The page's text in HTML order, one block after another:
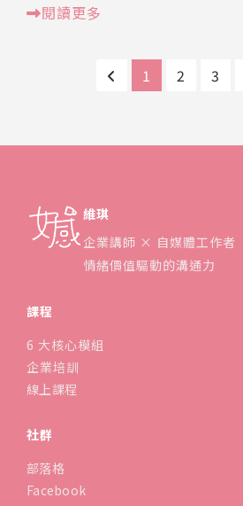
閱讀更多
1 2 3
維琪
企業講師 × 自媒體工作者
情緒價值驅動的溝通力
課程
6 大核心模組
企業培訓
線上課程
社群
部落格
Facebook